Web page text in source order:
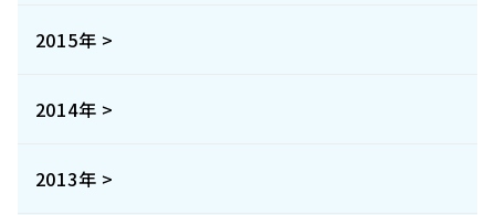
2015年 >
2014年 >
2013年 >